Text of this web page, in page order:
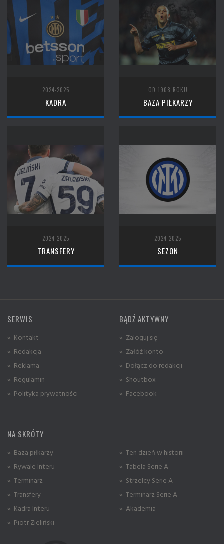
2024-2025
KADRA
OD 1908 ROKU
BAZA PIŁKARZY
2024-2025
TRANSFERY
2024-2025
SEZON
SERWIS
» Kontakt
» Redakcja
» Reklama
» Regulamin
» Polityka prywatności
BĄDŹ AKTYWNY
» Zaloguj się
» Załóż konto
» Dołącz do redakcji
» Shoutbox
» Facebook
NA SKRÓTY
» Baza piłkarzy
» Rywale Interu
» Terminarz
» Transfery
» Kadra Interu
» Piotr Zieliński
» Ten dzień w historii
» Tabela Serie A
» Strzelcy Serie A
» Terminarz Serie A
» Akademia